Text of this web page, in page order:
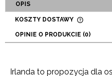
OPIS
KOSZTY DOSTAWY
PŁATNOŚCI
OPINIE O PRODUKCIE (0)
Irlanda to propozycja dla